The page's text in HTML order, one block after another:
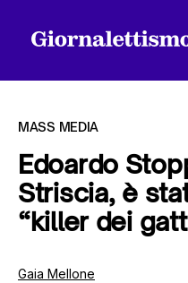
Tutti gli articoli
Chi siamo
MASS MEDIA
Edoardo
Striscia, è
“killer dei
Gaia Mellone